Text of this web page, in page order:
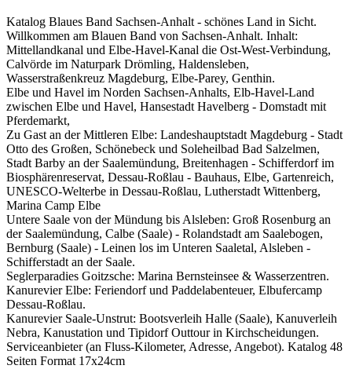
Katalog Blaues Band Sachsen-Anhalt - schönes Land in Sicht.
Willkommen am Blauen Band von Sachsen-Anhalt. Inhalt:
Mittellandkanal und Elbe-Havel-Kanal die Ost-West-Verbindung,
Calvörde im Naturpark Drömling, Haldensleben,
Wasserstraßenkreuz Magdeburg, Elbe-Parey, Genthin.
Elbe und Havel im Norden Sachsen-Anhalts, Elb-Havel-Land
zwischen Elbe und Havel, Hansestadt Havelberg - Domstadt mit
Pferdemarkt,
Zu Gast an der Mittleren Elbe: Landeshauptstadt Magdeburg - Stadt
Otto des Großen, Schönebeck und Soleheilbad Bad Salzelmen,
Stadt Barby an der Saalemündung, Breitenhagen - Schifferdorf im
Biosphärenreservat, Dessau-Roßlau - Bauhaus, Elbe, Gartenreich,
UNESCO-Welterbe in Dessau-Roßlau, Lutherstadt Wittenberg,
Marina Camp Elbe
Untere Saale von der Mündung bis Alsleben: Groß Rosenburg an
der Saalemündung, Calbe (Saale) - Rolandstadt am Saalebogen,
Bernburg (Saale) - Leinen los im Unteren Saaletal, Alsleben -
Schifferstadt an der Saale.
Seglerparadies Goitzsche: Marina Bernsteinsee & Wasserzentren.
Kanurevier Elbe: Feriendorf und Paddelabenteuer, Elbufercamp
Dessau-Roßlau.
Kanurevier Saale-Unstrut: Bootsverleih Halle (Saale), Kanuverleih
Nebra, Kanustation und Tipidorf Outtour in Kirchscheidungen.
Serviceanbieter (an Fluss-Kilometer, Adresse, Angebot). Katalog 48
Seiten Format 17x24cm